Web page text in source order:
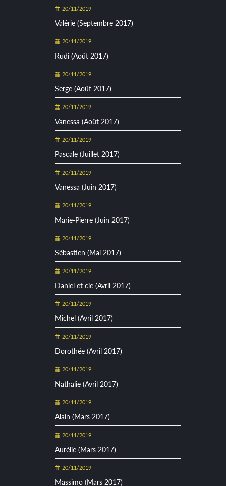
20/11/2019
Valérie (Septembre 2017)
20/11/2019
Rudi (Août 2017)
20/11/2019
Serge (Août 2017)
20/11/2019
Vanessa (Août 2017)
20/11/2019
Pascale (Juillet 2017)
20/11/2019
Vanessa (Juin 2017)
20/11/2019
Marie-Pierre (Juin 2017)
20/11/2019
Sébastien (Mai 2017)
20/11/2019
Daniel et cie (Avril 2017)
20/11/2019
Michel (Avril 2017)
20/11/2019
Dorothée (Avril 2017)
20/11/2019
Nathalie (Avril 2017)
20/11/2019
Alain (Mars 2017)
20/11/2019
Aurélie (Mars 2017)
20/11/2019
Massimo (Mars 2017)